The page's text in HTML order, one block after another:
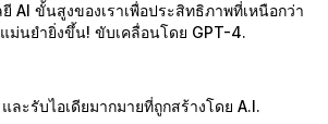
AI ขั้นสูงของเราเพื่อประสิทธิภาพที่เหนือกว่า
ม่นยำยิ่งขึ้น! ขับเคลื่อนโดย GPT-4.
ละรับไอเดียมากมายที่ถูกสร้างโดย A.I.